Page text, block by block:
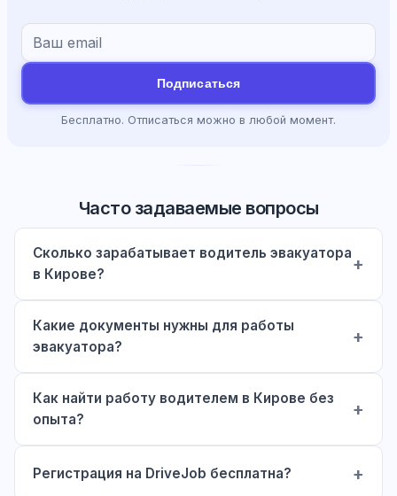
Подписаться
Бесплатно. Отписаться можно в любой момент.
Часто задаваемые вопросы
Сколько зарабатывает водитель эвакуатора
в Кирове?
Какие документы нужны для работы
эвакуатора?
Как найти работу водителем в Кирове без
опыта?
Регистрация на DriveJob бесплатна?